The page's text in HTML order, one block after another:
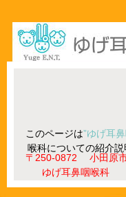
〒250-0872 小田原
ゆげ耳鼻咽喉科
このページは”ゆげ耳
喉科についての紹介説